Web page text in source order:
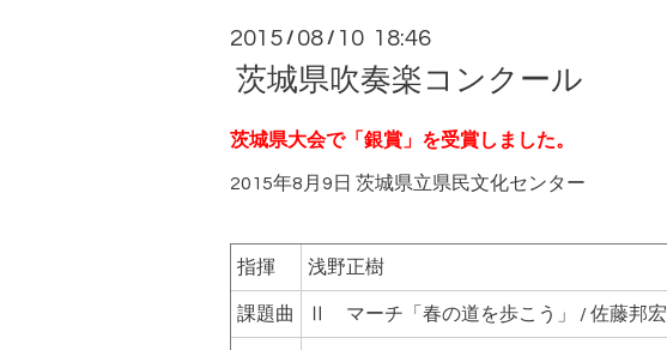
2015 / 08 / 10 18:46
茨城県吹奏楽コンクール
茨城県大会で「銀賞」を受賞しました。
2015年8月9日 茨城県立県民文化センター
指揮 浅野正樹
課題曲 Ⅱ マーチ「春の道を歩こう」 / 佐藤邦宏